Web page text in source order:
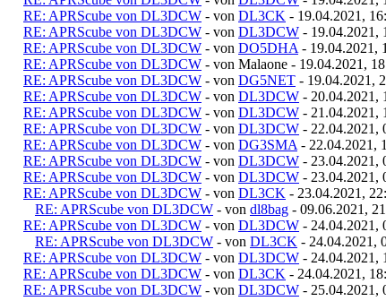
RE: APRScube von DL3DCW - von DL3CK - 19.04.2021,
RE: APRScube von DL3DCW - von DL3DCW - 19.04.2021,
RE: APRScube von DL3DCW - von DO5DHA - 19.04.2021,
RE: APRScube von DL3DCW - von Malaone - 19.04.2021,
RE: APRScube von DL3DCW - von DG5NET - 19.04.2021,
RE: APRScube von DL3DCW - von DL3DCW - 20.04.2021,
RE: APRScube von DL3DCW - von DL3DCW - 21.04.2021,
RE: APRScube von DL3DCW - von DL3DCW - 22.04.2021,
RE: APRScube von DL3DCW - von DG3SMA - 22.04.2021,
RE: APRScube von DL3DCW - von DL3DCW - 23.04.2021,
RE: APRScube von DL3DCW - von DL3DCW - 23.04.2021,
RE: APRScube von DL3DCW - von DL3CK - 23.04.2021,
RE: APRScube von DL3DCW - von dl8bag - 09.06.2021,
RE: APRScube von DL3DCW - von DL3DCW - 24.04.2021,
RE: APRScube von DL3DCW - von DL3CK - 24.04.2021,
RE: APRScube von DL3DCW - von DL3DCW - 24.04.2021,
RE: APRScube von DL3DCW - von DL3CK - 24.04.2021,
RE: APRScube von DL3DCW - von DL3DCW - 25.04.2021,